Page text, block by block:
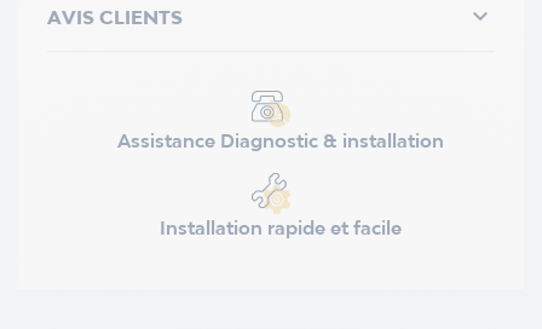
AVIS CLIENTS 
Assistance Diagnostic & installation
Installation rapide et facile